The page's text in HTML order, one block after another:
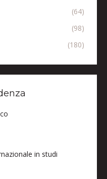
(64)
(98)
(180)
in studi